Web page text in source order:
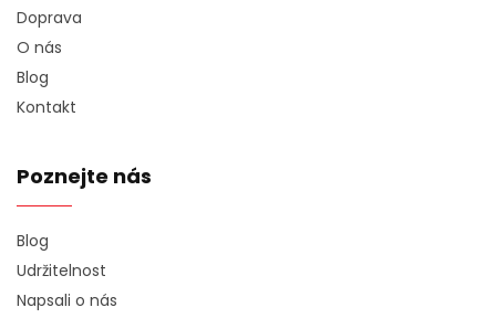
Doprava
O nás
Blog
Kontakt
Poznejte nás
Blog
Udržitelnost
Napsali o nás